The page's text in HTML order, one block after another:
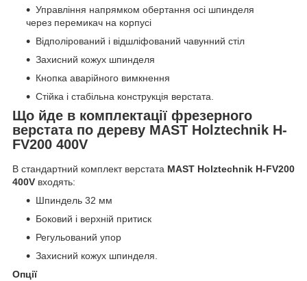
Управління напрямком обертання осі шпинделя
через перемикач на корпусі
Відполірований і відшліфований чавунний стіл
Захисний кожух шпинделя
Кнопка аварійного вимкнення
Стійка і стабільна конструкція верстата.
Що йде в комплектації фрезерного
верстата по дереву MAST Holztechnik H-
FV200 400V
В стандартний комплект верстата MAST Holztechnik H-FV200
400V входять:
Шпиндель 32 мм
Боковий і верхній притиск
Регульований упор
Захисний кожух шпинделя.
Опції